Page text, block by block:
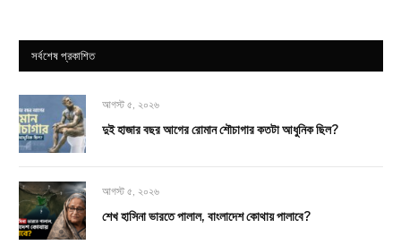
সর্বশেষ প্রকাশিত
আগস্ট ৫, ২০২৬
দুই হাজার বছর আগের রোমান শৌচাগার কতটা আধুনিক ছিল?
আগস্ট ৫, ২০২৬
শেখ হাসিনা ভারতে পালাল, বাংলাদেশ কোথায় পালাবে?